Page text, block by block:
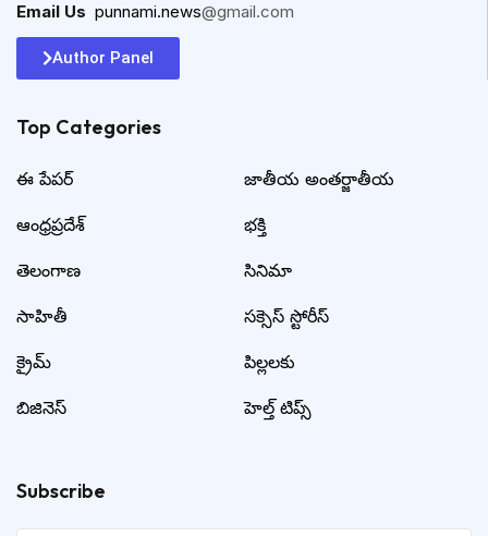
Email Us punnami.news@gmail.com
Author Panel
Top Categories​
ఈ పేపర్
ఆంధ్రప్రదేశ్
తెలంగాణ
సాహితీ
క్రైమ్
బిజినెస్
జాతీయ అంతర్జాతీయ
భక్తి
సినిమా
సక్సెస్ స్టోరీస్
పిల్లలకు
హెల్త్ టిప్స్
Subscribe